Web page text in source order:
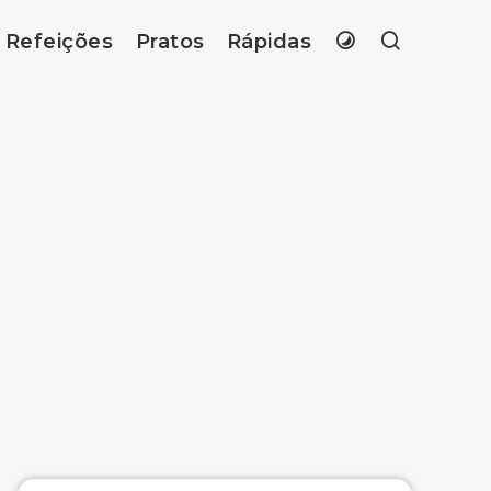
Refeições Pratos Rápidas